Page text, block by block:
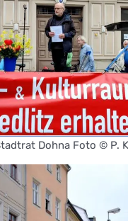
Dohna Foto © P.